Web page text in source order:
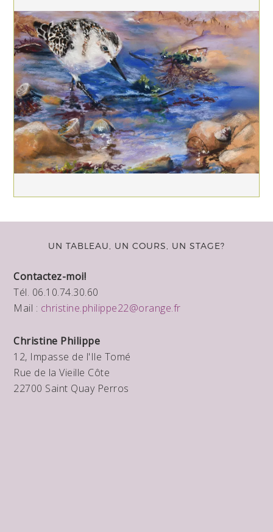
UN TABLEAU, UN COURS, UN STAGE?
Contactez-moi!
Tél. 06.10.74.30.60
Mail : christine.philippe22@orange.fr
Christine Philippe
12, Impasse de l'Ile Tomé
Rue de la Vieille Côte
22700 Saint Quay Perros